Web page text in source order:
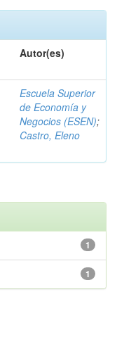
Autor(es)
Escuela Superior
de Economía y
Negocios (ESEN);
Castro, Eleno
1
1